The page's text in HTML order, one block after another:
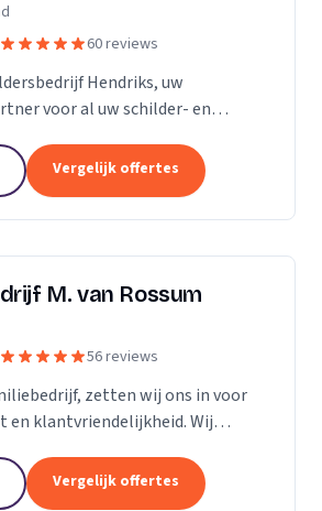
60 reviews
Hendriks, uw
voor al uw schilder- en
we ons door onze
Vergelijk offertes
M. van Rossum
56 reviews
zetten wij ons in voor
en klantvriendelijkheid. Wij
klanten. Onze...
Vergelijk offertes